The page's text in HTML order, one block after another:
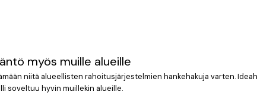
myös muille alueille
niitä alueellisten rahoitusjärjestelmien hankehakuja varten.
soveltuu hyvin muillekin alueille.